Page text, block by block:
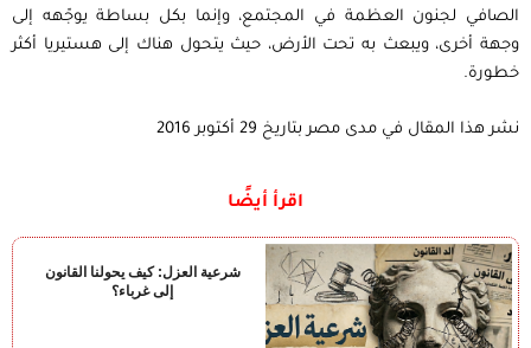
الصافي لجنون العظمة في المجتمع، وإنما بكل بساطة يوجّهه إلى
وجهة أخرى، ويبعث به تحت اﻷرض، حيث يتحول هناك إلى هستيريا أكثر
خطورة.
نشر هذا المقال في مدى مصر بتاريخ 29 أكتوبر 2016
اقرأ أيضًا
شرعية العزل: كيف يحولنا القانون
إلى غرباء؟